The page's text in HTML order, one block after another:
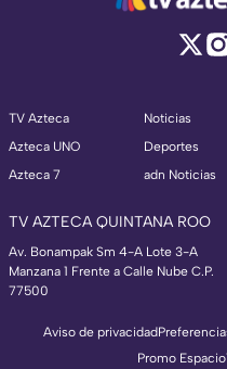
TV Azteca
Azteca UNO
Azteca 7
Noticias
Deportes
adn Noticias
TV AZTECA QUINTANA ROO
Av. Bonampak Sm 4-A Lote 3-A
Manzana 1 Frente a Calle Nube C.P.
77500
Aviso de privacidad
Promo Espacio